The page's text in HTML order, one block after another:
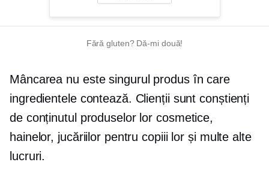
Fără gluten?Dă-mi două!
Mâncarea nu este singurul produs în care
ingredientele contează. Clienții sunt conștienți
de conținutul produselor lor cosmetice,
hainelor, jucăriilor pentru copiii lor și multe alte
lucruri.